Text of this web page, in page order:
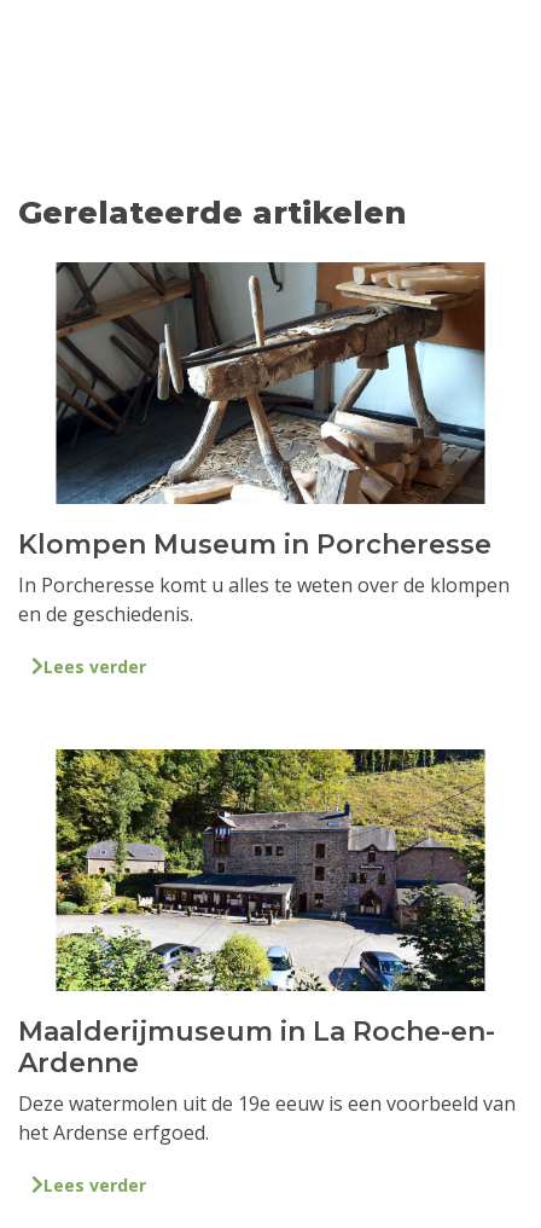
Gerelateerde artikelen
Klompen Museum in Porcheresse
In Porcheresse komt u alles te weten over de klompen
en de geschiedenis.
Lees verder
Maalderijmuseum in La Roche-en-
Ardenne
Deze watermolen uit de 19e eeuw is een voorbeeld van
het Ardense erfgoed.
Lees verder